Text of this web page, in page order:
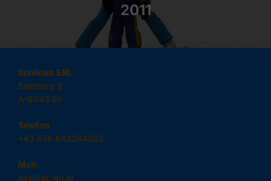
2011
Schiklub ERL
Erlerberg 3
A-6343 Erl
Telefon
+43 676 843264362
Mail:
info@sc-erl.at